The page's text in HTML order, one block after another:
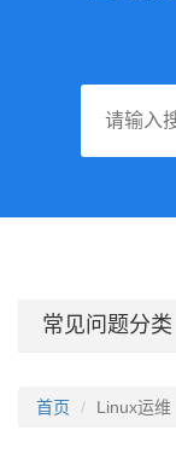
常见问题分类
首页 Linux运维